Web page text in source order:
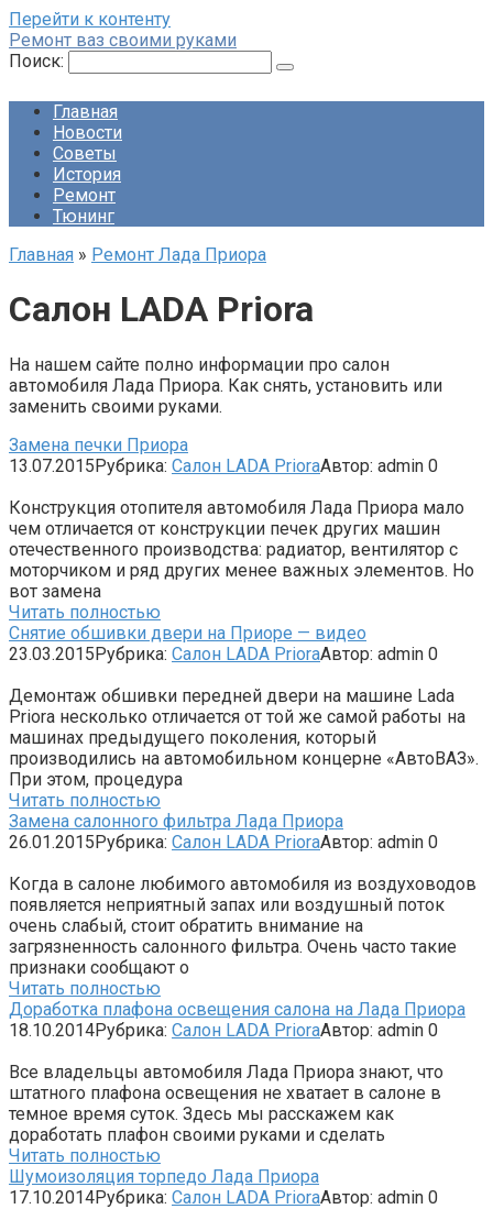
Перейти к контенту
Ремонт ваз своими руками
Поиск:
Главная
Новости
Советы
История
Ремонт
Тюнинг
Главная » Ремонт Лада Приора
Салон LADA Priora
На нашем сайте полно информации про салон
автомобиля Лада Приора. Как снять, установить или
заменить своими руками.
Замена печки Приора
13.07.2015Рубрика: Салон LADA PrioraАвтор: admin 0
Конструкция отопителя автомобиля Лада Приора мало
чем отличается от конструкции печек других машин
отечественного производства: радиатор, вентилятор с
моторчиком и ряд других менее важных элементов. Но
вот замена
Читать полностью
Снятие обшивки двери на Приоре — видео
23.03.2015Рубрика: Салон LADA PrioraАвтор: admin 0
Демонтаж обшивки передней двери на машине Lada
Priora несколько отличается от той же самой работы на
машинах предыдущего поколения, который
производились на автомобильном концерне «АвтоВАЗ».
При этом, процедура
Читать полностью
Замена салонного фильтра Лада Приора
26.01.2015Рубрика: Салон LADA PrioraАвтор: admin 0
Когда в салоне любимого автомобиля из воздуховодов
появляется неприятный запах или воздушный поток
очень слабый, стоит обратить внимание на
загрязненность салонного фильтра. Очень часто такие
признаки сообщают о
Читать полностью
Доработка плафона освещения салона на Лада Приора
18.10.2014Рубрика: Салон LADA PrioraАвтор: admin 0
Все владельцы автомобиля Лада Приора знают, что
штатного плафона освещения не хватает в салоне в
темное время суток. Здесь мы расскажем как
доработать плафон своими руками и сделать
Читать полностью
Шумоизоляция торпедо Лада Приора
17.10.2014Рубрика: Салон LADA PrioraАвтор: admin 0